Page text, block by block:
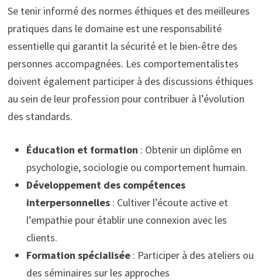
Se tenir informé des normes éthiques et des meilleures
pratiques dans le domaine est une responsabilité
essentielle qui garantit la sécurité et le bien-être des
personnes accompagnées. Les comportementalistes
doivent également participer à des discussions éthiques
au sein de leur profession pour contribuer à l’évolution
des standards.
Éducation et formation : Obtenir un diplôme en
psychologie, sociologie ou comportement humain.
Développement des compétences
interpersonnelles: Cultiver l’écoute active et
l’empathie pour établir une connexion avec les
clients.
Formation spécialisée: Participer à des ateliers ou
des séminaires sur les approches